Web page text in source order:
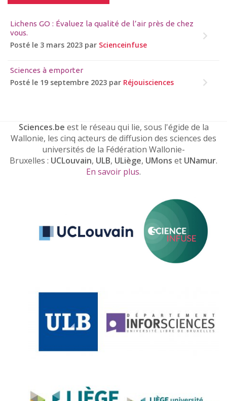
Lichens GO : Évaluez la qualité de l’air près de chez
vous.
Posté le 3 mars 2023 par Scienceinfuse
Sciences à emporter
Posté le 19 septembre 2023 par Réjouisciences
Sciences.be est le réseau qui lie, sous l'égide de la
Wallonie, les cinq acteurs de diffusion des sciences des
universités de la Fédération Wallonie-
Bruxelles : UCLouvain, ULB, ULiège, UMons et UNamur.
En savoir plus.